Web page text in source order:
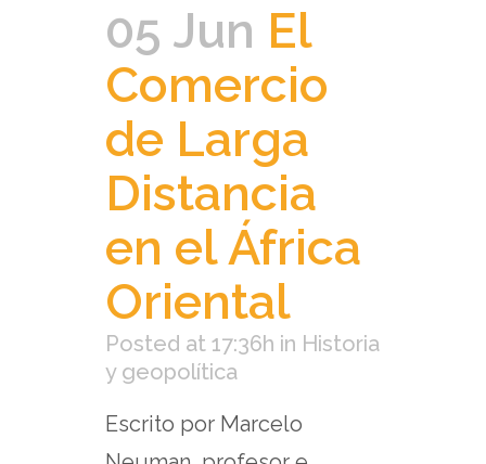
05 Jun El
Comercio
de Larga
Distancia
en el África
Oriental
Posted at 17:36h in Historia
y geopolítica
Escrito por Marcelo